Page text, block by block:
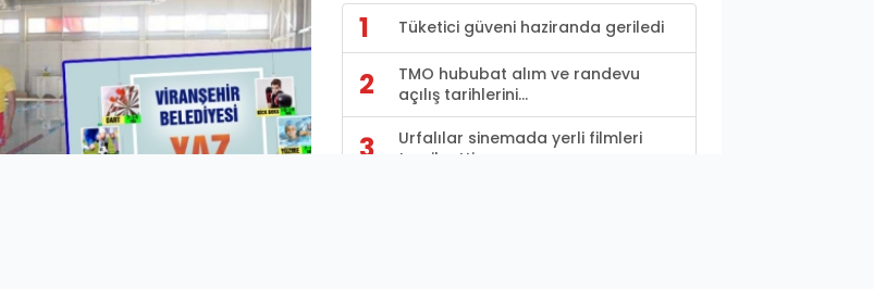
1 Tüketici güveni haziranda geriledi
2
TMO hububat alım ve randevu
açılış tarihlerini...
3
Urfalılar sinemada yerli filmleri
tercih etti